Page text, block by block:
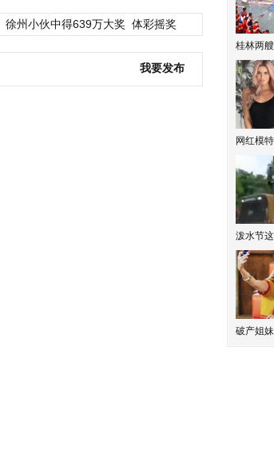
徐州小伙中得639万大奖 体彩摇奖
我要发布
桂林两
网红模
泼水节
破产姐